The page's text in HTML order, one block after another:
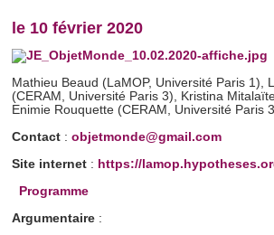
le 10 février 2020
Mathieu Beaud (LaMOP, Université Paris 1),
(CERAM, Université Paris 3), Kristina
Enimie Rouquette (CERAM, Université Paris
Contact : objetmonde@gmail.com
Site internet : https://
Programme
Argumentaire :